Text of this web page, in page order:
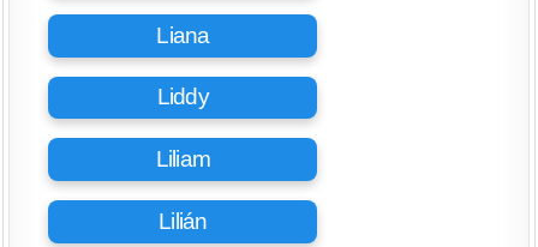
Liana
Liddy
Liliam
Lilián